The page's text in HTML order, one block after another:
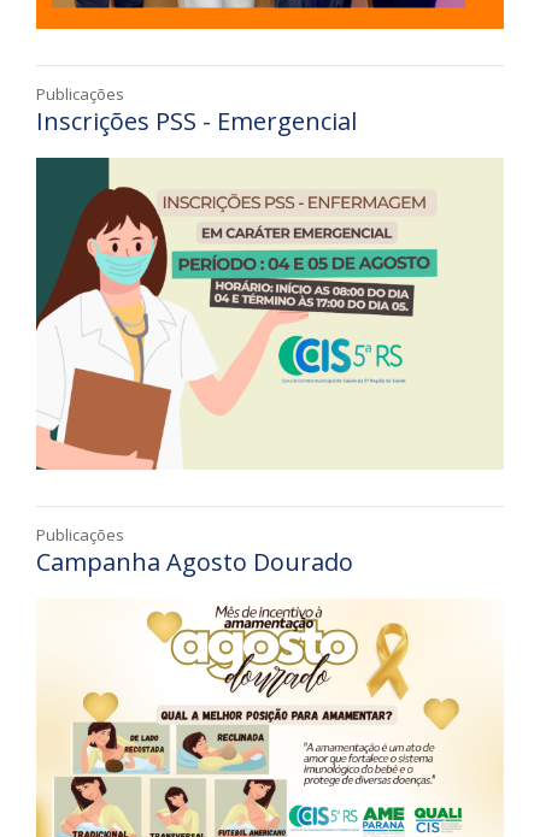
Publicações
Inscrições PSS - Emergencial
Publicações
Campanha Agosto Dourado